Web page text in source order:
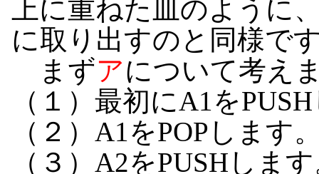
上に重ねた皿のように
に取り出すのと同様で
まずアについて考え
（１）最初にA1を
（２）A1をPOPしま
（３）A2をPUSHしま